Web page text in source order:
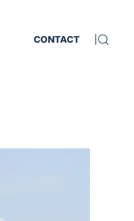
CONTACT